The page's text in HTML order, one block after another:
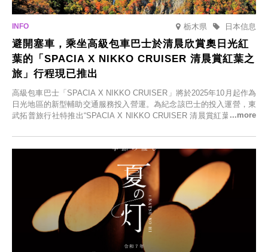
栃木県 日本信息
避開塞車，乘坐高級包車巴士於清晨欣賞奧日光紅
葉的「SPACIA X NIKKO CRUISER 清晨賞紅葉之
旅」行程現已推出
高級包車巴士「SPACIA X NIKKO CRUISER」將於2025年10月起作為
日光地區的新型輔助交通服務投入營運。為紀念該巴士的投入運營，東
武拓普旅行社特推出“SPACIA X NIKKO CRUISER 清晨賞紅葉之旅”，